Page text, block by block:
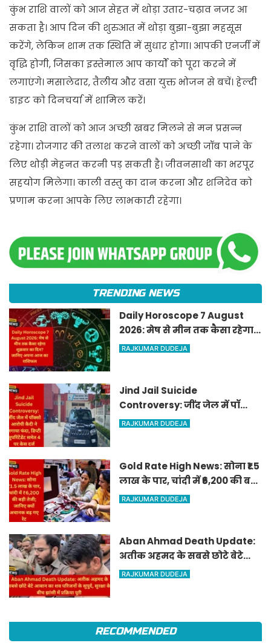
कुंभ राशि वालों को आज सेहत में थोड़ा उतार-चढ़ाव नजर आ
सकता है। आप दिन की शुरुआत में थोड़ा बुझा-बुझा महसूस
करेंगे, लेकिन शाम तक स्थिति में सुधार होगा। आपकी एनर्जी में
वृद्धि होगी, जिसका इस्तेमाल आप कार्यों को पूरा करने में
लगाएंगे। मसालेदार, तैलीय और वसा युक्त भोजन से बचें। हेल्दी
डाइट को दिनचर्या में शामिल करें।
कुंभ राशि वालों को आज अच्छी खबर मिलने से मन प्रसन्न
रहेगा। रोजगार की तलाश करने वालों को अच्छी जॉब पाने के
लिए थोड़ी मेहनत करनी पड़ सकती है। जीवनसाथी का भरपूर
सहयोग मिलेगा। काली वस्तु का दान करना और शनिदेव को
प्रणाम करना आपके लिए लाभकारी रहेगा।
TRENDING NEWS
Daily Horoscope 7 August
2026: मेष से मीन तक कैसा रहेगा
शुक्रवार का दिन? जानिए अपना
RAJKUMAR DUDEJA
Jind Jail Suicide
Controversy: जींद जेल में पॉक्सो
आरोपी कैदी ने लगाया फंदा, डिप्टी
RAJKUMAR DUDEJA
Gold Rate High News: सोना ₹1.5
लाख के पार, चांदी में ₹6,200 की बड़ी
तेजी; जानिए क्यों अचानक बढ़ गए
RAJKUMAR DUDEJA
Aban Ahmad Death Update:
अतीक अहमद के सबसे छोटे बेटे
आबान का शव परिजनों के सुपुर्द,
RAJKUMAR DUDEJA
RECOMMENDED